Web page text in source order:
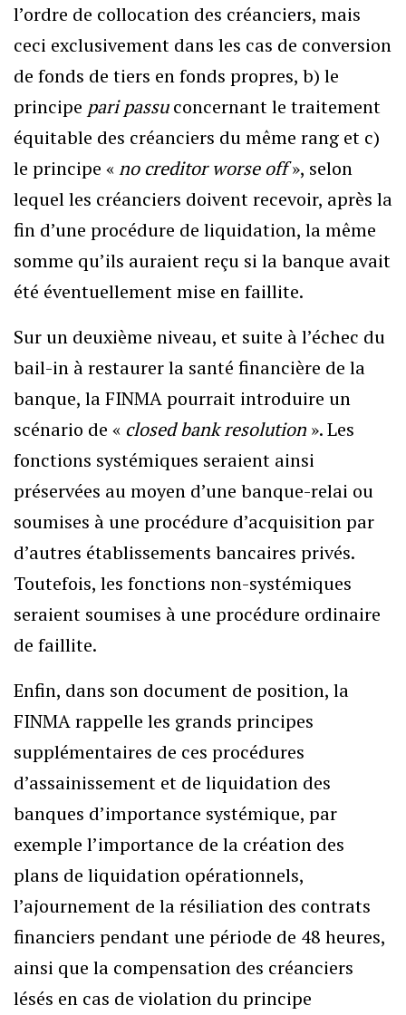
l’ordre de collocation des créanciers, mais
ceci exclusivement dans les cas de conversion
de fonds de tiers en fonds propres, b) le
principe pari passuconcernant le traitement
équitable des créanciers du même rang et c)
le principe «no creditor worse off», selon
lequel les créanciers doivent recevoir, après la
fin d’une procédure de liquidation, la même
somme qu’ils auraient reçu si la banque avait
été éventuellement mise en faillite.
Sur un deuxième niveau, et suite à l’échec du
bail-in à restaurer la santé financière de la
banque, la FINMA pourrait introduire un
scénario de « closed bank resolution ». Les
fonctions systémiques seraient ainsi
préservées au moyen d’une banque-relai ou
soumises à une procédure d’acquisition par
d’autres établissements bancaires privés.
Toutefois, les fonctions non-systémiques
seraient soumises à une procédure ordinaire
de faillite.
Enfin, dans son document de position, la
FINMA rappelle les grands principes
supplémentaires de ces procédures
d’assainissement et de liquidation des
banques d’importance systémique, par
exemple l’importance de la création des
plans de liquidation opérationnels,
l’ajournement de la résiliation des contrats
financiers pendant une période de 48 heures,
ainsi que la compensation des créanciers
lésés en cas de violation du principe